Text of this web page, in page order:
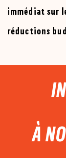
immédiat sur
réductions
À